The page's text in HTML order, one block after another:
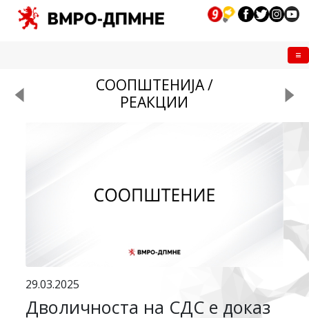
СООПШТЕНИЈА /
РЕАКЦИИ
29.03.2025
Дволичноста на СДС е доказ